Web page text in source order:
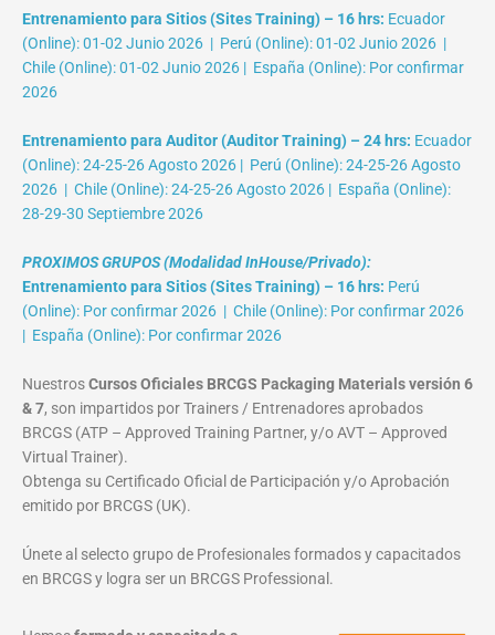
Entrenamiento para Sitios (Sites Training) – 16 hrs: Ecuador
(Online): 01-02 Junio 2026 | Perú (Online): 01-02 Junio 2026 |
Chile (Online): 01-02 Junio 2026 | España (Online): Por confirmar
2026
Entrenamiento para Auditor (Auditor Training) – 24 hrs: Ecuador
(Online): 24-25-26 Agosto 2026 | Perú (Online): 24-25-26 Agosto
2026 | Chile (Online): 24-25-26 Agosto 2026 | España (Online):
28-29-30 Septiembre 2026
PROXIMOS GRUPOS (Modalidad InHouse/Privado):
Entrenamiento para Sitios (Sites Training) – 16 hrs: Perú
(Online): Por confirmar 2026 | Chile (Online): Por confirmar 2026
| España (Online): Por confirmar 2026
NuestrosCursos Oficiales BRCGS Packaging Materials versión 6
& 7, son impartidos por Trainers / Entrenadores aprobados
BRCGS (ATP – Approved Training Partner, y/o AVT – Approved
Virtual Trainer).
Obtenga su Certificado Oficial de Participación y/o Aprobación
emitido por BRCGS (UK).
Únete al selecto grupo de Profesionales formados y capacitados
en BRCGS y logra ser un BRCGS Professional.